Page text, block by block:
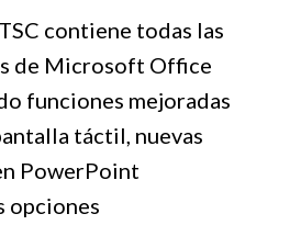
contiene todas las
de Microsoft Office
funciones mejoradas
táctil, nuevas
PowerPoint
opciones